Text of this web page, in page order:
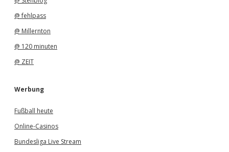
@ fehlpass
@ Millernton
@ 120 minuten
@ ZEIT
Werbung
Fußball heute
Online-Casinos
Bundesliga Live Stream